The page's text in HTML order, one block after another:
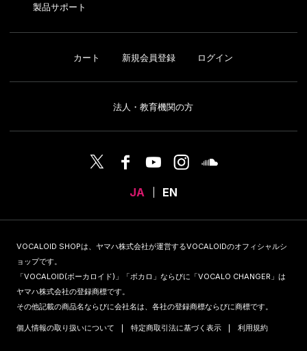
製品サポート
カート 新規会員登録 ログイン
法人・教育機関の方
JA EN
VOCALOID SHOPは、ヤマハ株式会社が運営するVOCALOIDのオフィシャルシ
ョップです。
「VOCALOID(ボーカロイド)」「ボカロ」ならびに「VOCALO CHANGER」は
ヤマハ株式会社の登録商標です。
その他記載の商品名ならびに会社名は、各社の登録商標ならびに商標です。
個人情報の取り扱いについて 特定商取引法に基づく表示 利用規約